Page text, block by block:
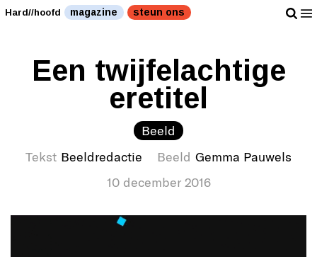
Hard//hoofd magazine steun ons
Een twijfelachtige
eretitel
Beeld
Tekst Beeldredactie Beeld Gemma Pauwels
10 december 2016